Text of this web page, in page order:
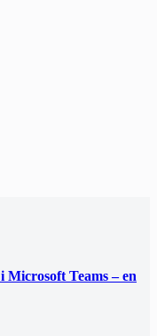
Teams – en